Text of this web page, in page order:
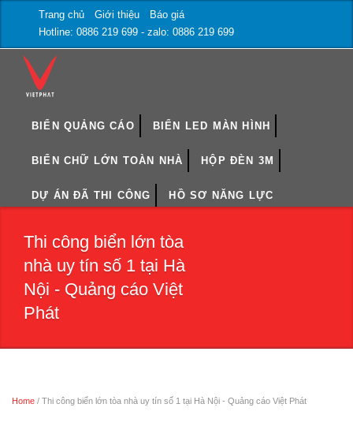
Trang chủ Giới thiệu
Báo giá
Hotline: 0886 219 699 - zalo: 0886 219 699
BIỂN QUẢNG CÁO BIỂN LED MÀN HÌNH
BIỂN CHỮ LỚN TOÀN NHÀ HỘP ĐÈN 3M
DỰ ÁN ĐÃ THI CÔNG HỒ SƠ NĂNG LỰC
Thi công biển lớn tòa
nhà uy tín số 1 tại Hà
Nội - Quảng cáo Việt
Phát
Home / Thi công biển lớn tòa nhà uy tín số 1 tại Hà Nội - Quảng cáo Việt Phát